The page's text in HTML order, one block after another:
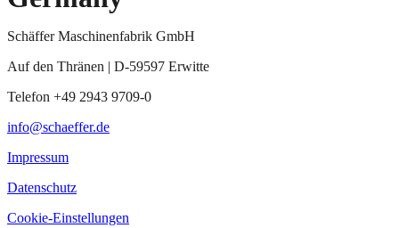
Schäffer Maschinenfabrik GmbH
Auf den Thränen | D-59597 Erwitte
Telefon +49 2943 9709-0
info@schaeffer.de
Impressum
Datenschutz
Cookie-Einstellungen